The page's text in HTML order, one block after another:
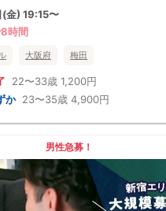
金) 19:15〜
時間
大阪府 梅田
22〜33歳 1,200円
か 23〜35歳 4,900円
男性急募！